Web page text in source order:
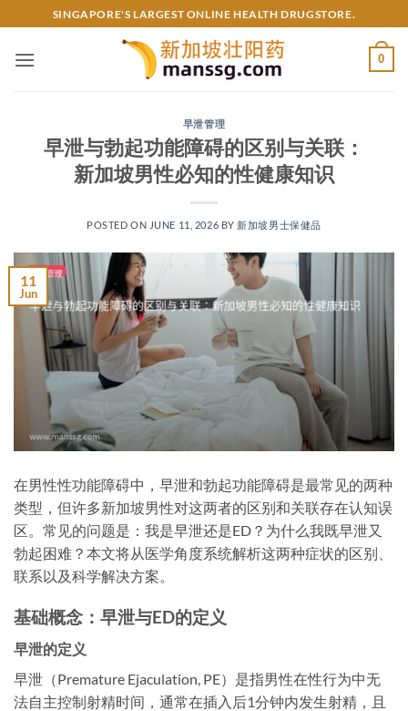
to
content
SINGAPORE'S LARGEST ONLINE HEALTH DRUGSTORE.
0
早泄管理
早泄与勃起功能障碍的区别与关联：
新加坡男性必知的性健康知识
POSTED ON JUNE 11, 2026 BY 新加坡男士保健品
11
Jun
在男性性功能障碍中，早泄和勃起功能障碍是最常见的两种
类型，但许多新加坡男性对这两者的区别和关联存在认知误
区。常见的问题是：我是早泄还是ED？为什么我既早泄又
勃起困难？本文将从医学角度系统解析这两种症状的区别、
联系以及科学解决方案。
基础概念：早泄与ED的定义
早泄的定义
早泄（Premature Ejaculation, PE）是指男性在性行为中无
法自主控制射精时间，通常在插入后1分钟内发生射精，且